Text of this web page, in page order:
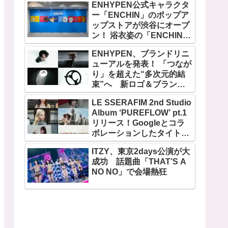
ENHYPEN公式キャラクタ
ー「ENCHIN」のポップア
ップストアが渋谷にオープ
ン！ 浴衣姿の「ENCHIN」
が登場
ENHYPEN、ブランドリニ
ューアルを発表！ 「つなが
り」を超えた“多次元的結
束”へ 新ロゴ＆ブランド
フィルム公開
LE SSERAFIM 2nd Studio
Album ‘PUREFLOW’ pt.1
リリース！Googleとコラ
ボレーションしたタイトル
曲「BOOMPALA」MVも公
開
ITZY、東京2days公演が大
成功 話題曲「THAT’S A
NO NO」で会場熱狂